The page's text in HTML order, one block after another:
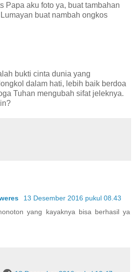
Papa aku foto ya, buat tambahan
buat nambah ongkos
bukti cinta dunia yang
dalam hati, lebih baik berdoa
Tuhan mengubah sifat jeleknya.
13 Desember 2016 pukul 08.43
yang kayaknya bisa berhasil ya